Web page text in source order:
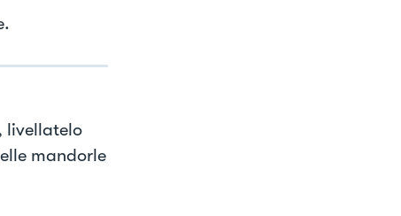
livellatelo
mandorle